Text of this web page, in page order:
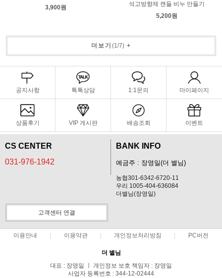
3,900원
석고방향제 캔들 비누 만들기
5,200원
더보기 (1/7)+
공지사항 톡톡상담 1:1문의 마이페이지
상품후기 VIP 게시판 배송조회 이벤트
CS CENTER
031-976-1942
BANK INFO
예금주 : 장영일(더 별님)
농협301-6342-6720-11
우리 1005-404-636084
더별님(장영일)
고객센터 연결
이용안내 이용약관 개인정보처리방침 PC버전
더 별님
대표 : 장영일 ㅣ 개인정보 보호 책임자 : 장영일
사업자 등록번호 : 344-12-02444